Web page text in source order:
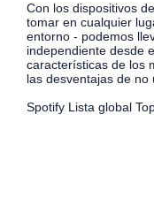
Con los dispositivos
tomar en cualquier
entorno - podemos
independiente desde
características de los
las desventajas de no
Spotify Lista global